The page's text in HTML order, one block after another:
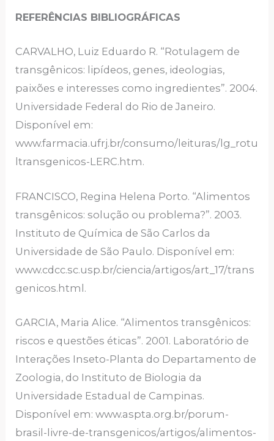
REFERÊNCIAS BIBLIOGRÁFICAS
CARVALHO, Luiz Eduardo R. “Rotulagem de
transgênicos: lipídeos, genes, ideologias,
paixões e interesses como ingredientes”. 2004.
Universidade Federal do Rio de Janeiro.
Disponível em:
www.farmacia.ufrj.br/consumo/leituras/lg_rotu
ltransgenicos-LERC.htm.
FRANCISCO, Regina Helena Porto. “Alimentos
transgênicos: solução ou problema?”. 2003.
Instituto de Química de São Carlos da
Universidade de São Paulo. Disponível em:
www.cdcc.sc.usp.br/ciencia/artigos/art_17/trans
genicos.html.
GARCIA, Maria Alice. “Alimentos transgênicos:
riscos e questões éticas”. 2001. Laboratório de
Interações Inseto-Planta do Departamento de
Zoologia, do Instituto de Biologia da
Universidade Estadual de Campinas.
Disponível em: www.aspta.org.br/porum-
brasil-livre-de-transgenicos/artigos/alimentos-